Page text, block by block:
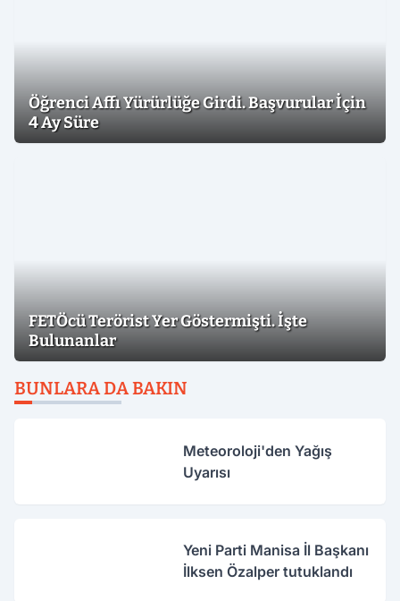
Öğrenci Affı Yürürlüğe Girdi. Başvurular İçin
4 Ay Süre
FETÖcü Terörist Yer Göstermişti. İşte
Bulunanlar
BUNLARA DA BAKIN
Meteoroloji'den Yağış
Uyarısı
Yeni Parti Manisa İl Başkanı
İlksen Özalper tutuklandı